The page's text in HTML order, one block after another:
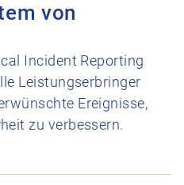
von
Incident Reporting
Leistungserbringer
Ereignisse,
zu verbessern.